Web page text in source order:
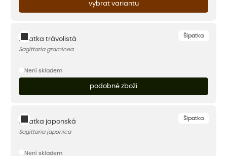
vybrat variantu
Šípatka
Šípatka trávolistá
Sagittaria graminea
Není skladem
podobné zboží
Šípatka
Šípatka japonská
Sagittaria japonica
Není skladem